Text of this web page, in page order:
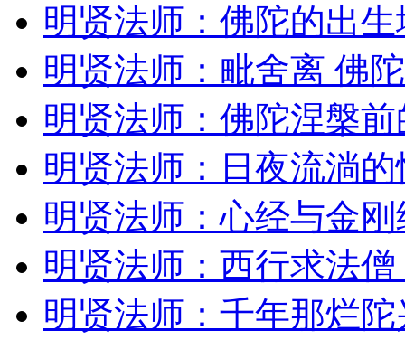
明贤法师：佛陀的出
明贤法师：毗舍离 佛
明贤法师：佛陀涅槃
明贤法师：日夜流淌的
明贤法师：心经与金
明贤法师：西行求法
明贤法师：千年那烂陀